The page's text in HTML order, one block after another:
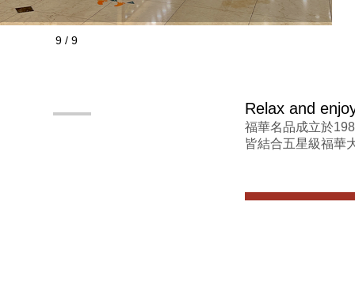
9 / 9
Relax and
福華名品成立於
皆結合五星級福華